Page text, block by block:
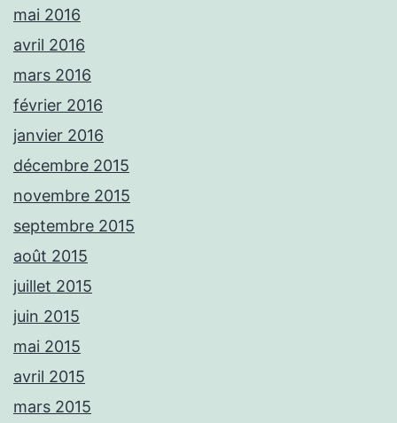
mai 2016
avril 2016
mars 2016
février 2016
janvier 2016
décembre 2015
novembre 2015
septembre 2015
août 2015
juillet 2015
juin 2015
mai 2015
avril 2015
mars 2015